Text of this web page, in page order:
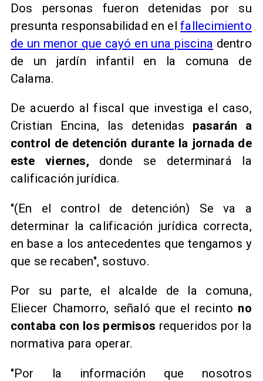
Dos personas fueron detenidas por su
presunta responsabilidad en elfallecimiento
de un menor que cayó en una piscina dentro
de un jardín infantil en la comuna de
Calama.
De acuerdo al fiscal que investiga el caso,
Cristian Encina, las detenidas pasarán a
control de detención durante la jornada de
este viernes, donde se determinará la
calificación jurídica.
"(En el control de detención) Se va a
determinar la calificación jurídica correcta,
en base a los antecedentes que tengamos y
que se recaben", sostuvo.
Por su parte, el alcalde de la comuna,
Eliecer Chamorro, señaló que el recinto no
contaba con los permisos requeridos por la
normativa para operar.
"Por la información que nosotros